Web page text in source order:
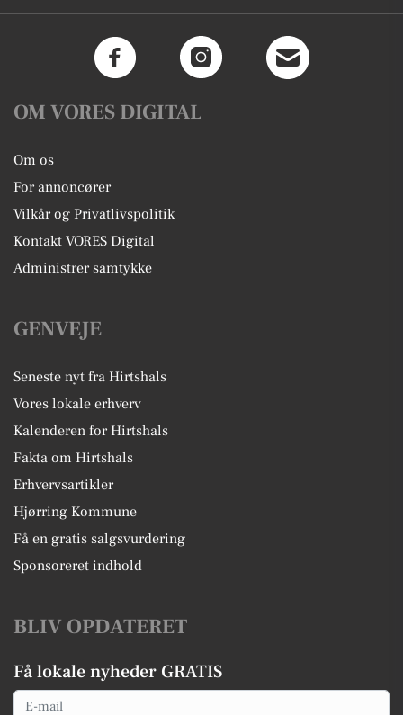
OM VORES DIGITAL
Om os
For annoncører
Vilkår og Privatlivspolitik
Kontakt VORES Digital
Administrer samtykke
GENVEJE
Seneste nyt fra Hirtshals
Vores lokale erhverv
Kalenderen for Hirtshals
Fakta om Hirtshals
Erhvervsartikler
Hjørring Kommune
Få en gratis salgsvurdering
Sponsoreret indhold
BLIV OPDATERET
Få lokale nyheder GRATIS
Email